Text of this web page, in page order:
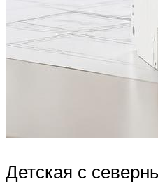
Детская с